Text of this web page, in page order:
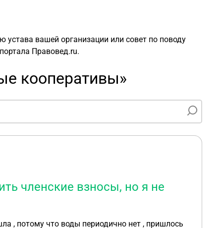
вашей организации или совет по поводу
Правовед.ru.
кооперативы»
членские взносы, но я не
, потому что воды периодично нет , пришлось